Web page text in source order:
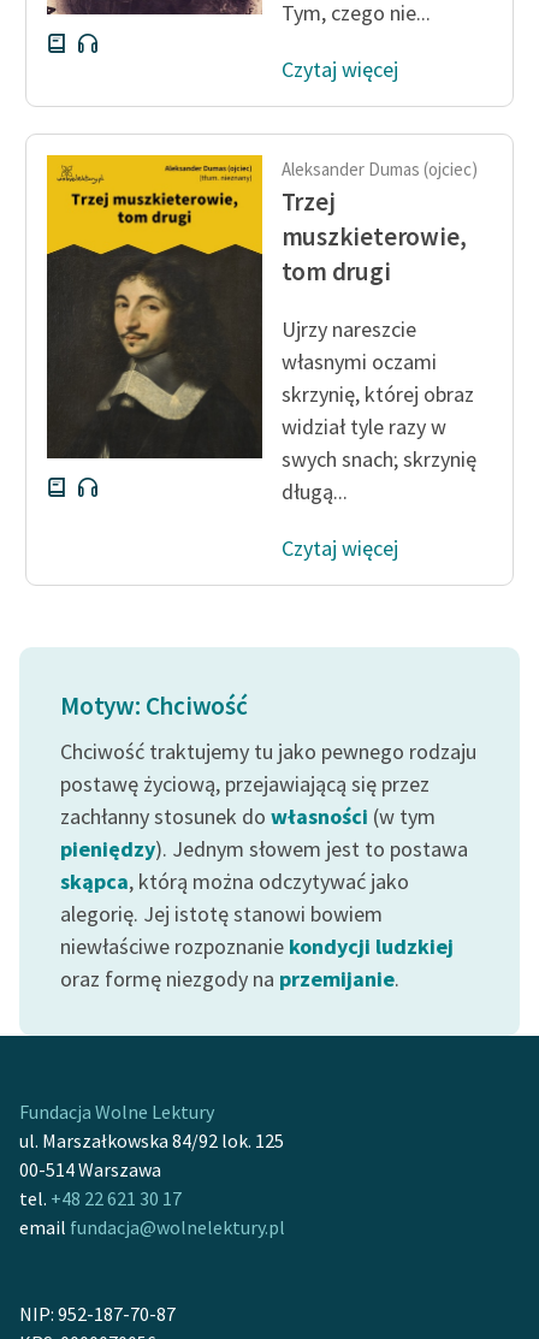
O projekcie
Zasady wykorzystania
Wolnych Lektur
Polityka prywatności
Dane fundacji i
Regulamin darowizn
Informacja o treściach
Deklaracja dostępności
Tym, czego nie...
Czytaj więcej
Aleksander Dumas (ojciec)
Trzej
muszkieterowie,
tom drugi
Ujrzy nareszcie
własnymi oczami
skrzynię, której obraz
widział tyle razy w
swych snach; skrzynię
długą...
Czytaj więcej
Motyw: Chciwość
Chciwość traktujemy tu jako pewnego rodzaju
postawę życiową, przejawiającą się przez
zachłanny stosunek do własności (w tym
pieniędzy). Jednym słowem jest to postawa
skąpca, którą można odczytywać jako
alegorię. Jej istotę stanowi bowiem
niewłaściwe rozpoznanie kondycji ludzkiej
oraz formę niezgody na przemijanie.
Fundacja Wolne Lektury
ul. Marszałkowska 84/92 lok. 125
00-514 Warszawa
tel. +48 22 621 30 17
email fundacja@wolnelektury.pl
NIP: 952-187-70-87